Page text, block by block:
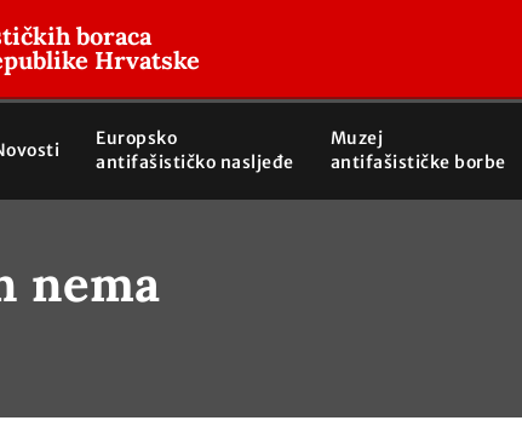
boraca
Hrvatske
Europsko
antifašističko nasljeđe
Muzej
antifašističke borbe
nema